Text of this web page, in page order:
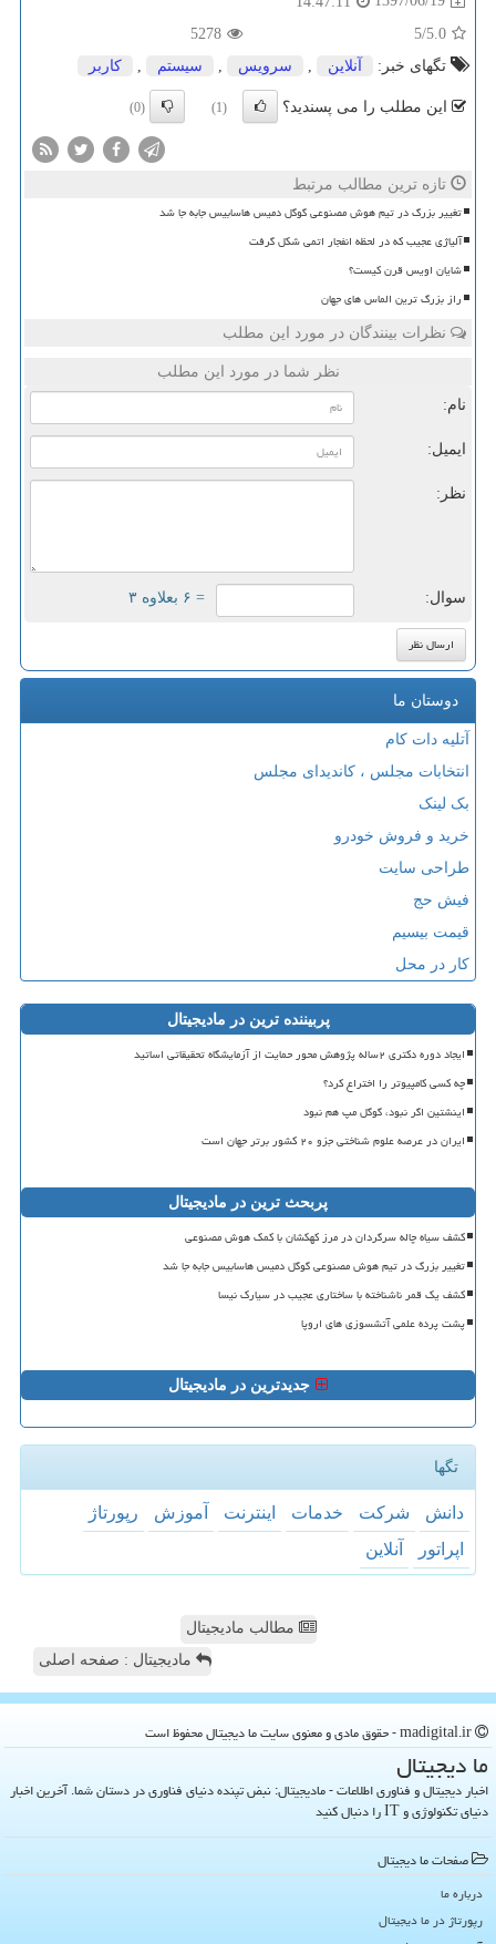
5.0
/5
5278
تگهای خبر:
آنلاین , سرویس , سیستم , كاربر
این مطلب را می پسندید؟ (1)
(0)
تازه ترین مطالب مرتبط
تغییر بزرگ در تیم هوش مصنوعی گوگل دمیس هاسابیس جابه جا شد
آلیاژی عجیب که در لحظه انفجار اتمی شکل گرفت
شایان اویس قرن کیست؟
راز بزرگ ترین الماس های جهان
نظرات بینندگان در مورد این مطلب
نظر شما در مورد این مطلب
نام:
ایمیل:
نظر:
سوال: = ۶ بعلاوه ۳
دوستان ما
آتلیه دات کام
انتخابات مجلس ، کاندیدای مجلس
بک لینک
خرید و فروش خودرو
طراحی سایت
فیش حج
قیمت بیسیم
کار در محل
پربیننده ترین در مادیجیتال
ایجاد دوره دکتری ۲ساله پژوهش محور حمایت از آزمایشگاه تحقیقاتی اساتید
چه کسی کامپیوتر را اختراع کرد؟
اینشتین اگر نبود، گوگل مپ هم نبود
ایران در عرصه علوم شناختی جزو ۲۰ کشور برتر جهان است
پربحث ترین در مادیجیتال
کشف سیاه چاله سرگردان در مرز کهکشان با کمک هوش مصنوعی
تغییر بزرگ در تیم هوش مصنوعی گوگل دمیس هاسابیس جابه جا شد
کشف یک قمر ناشناخته با ساختاری عجیب در سیارک نیسا
پشت پرده علمی آتشسوزی های اروپا
جدیدترین در مادیجیتال
تگها
دانش شركت خدمات اینترنت آموزش
رپورتاژ
اپراتور
آنلاین
مطالب مادیجیتال
مادیجیتال : صفحه اصلی
ما دیجیتال
اخبار دیجیتال و فناوری اطلاعات - مادیجیتال: نبض تپنده دنیای فناوری در دستان شما. آخرین اخبار
دنیای تکنولوژی و IT را دنبال کنید
صفحات ما دیجیتال
درباره ما
رپورتاژ در ما دیجیتال